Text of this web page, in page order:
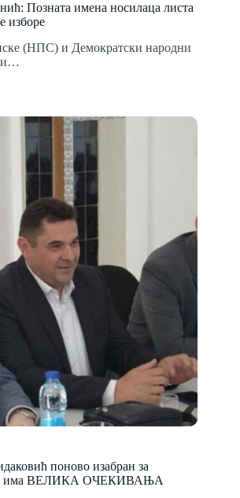
Позната имена носилаца листа
(НПС) и Демократски народни
поново изабран за
има ВЕЛИКА ОЧЕКИВАЊА